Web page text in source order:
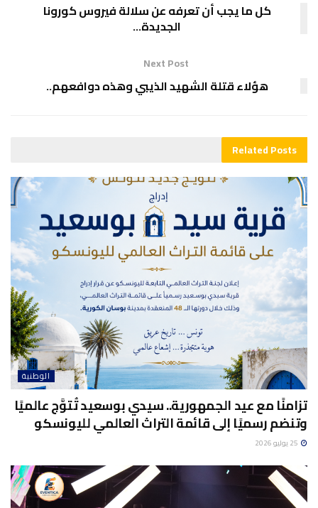
كل ما يجب أن تعرفه عن سلالة فيروس كورونا
الجديدة…
Next Post
هؤلاء قتلة الشهيد الذيبي وهذه دوافعهم..
RelatedPosts
الوطنية
تزامنًا مع عيد الجمهورية.. سيدي بوسعيد تُتوَّج عالميًا
وتنضم رسميًا إلى قائمة التراث العالمي لليونسكو